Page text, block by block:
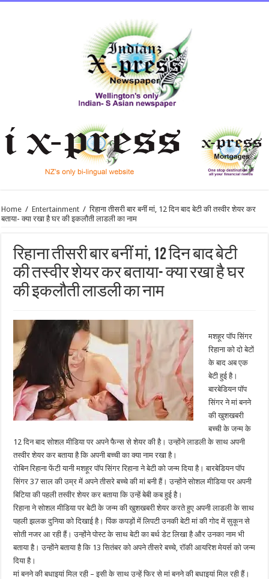
Home / Entertainment / रिहाना तीसरी बार बनीं मां, 12 दिन बाद बेटी की तस्वीर शेयर कर
बताया- क्या रखा है घर की इकलौती लाडली का नाम
रिहाना तीसरी बार बनीं मां, 12 दिन बाद बेटी
की तस्वीर शेयर कर बताया- क्या रखा है घर
की इकलौती लाडली का नाम
मशहूर पॉप सिंगर
रिहाना को दो बेटों
के बाद अब एक
बेटी हुई है।
बारबेडियन पॉप
सिंगर ने मां बनने
की खुशखबरी
बच्ची के जन्म के
12 दिन बाद सोशल मीडिया पर अपने फैन्स से शेयर की है। उन्होंने लाडली के साथ अपनी
तस्वीर शेयर कर बताया है कि अपनी बच्ची का क्या नाम रखा है।
रोबिन रिहाना फेंटी यानी मशहूर पॉप सिंगर रिहाना ने बेटी को जन्म दिया है। बारबेडियन पॉप
सिंगर 37 साल की उम्र में अपने तीसरे बच्चे की मां बनी हैं। उन्होंने सोशल मीडिया पर अपनी
बिटिया की पहली तस्वीर शेयर कर बताया कि उन्हें बेबी कब हुई है।
रिहाना ने सोशल मीडिया पर बेटी के जन्म की खुशखबरी शेयर करते हुए अपनी लाडली के साथ
पहली झलक दुनिया को दिखाई है। पिंक कपड़ों में लिपटी उनकी बेटी मां की गोद में सुकून से
सोती नजर आ रही हैं। उन्होंने पोस्ट के साथ बेटी का बर्थ डेट लिखा है और उनका नाम भी
बताया है। उन्होंने बताया है कि 13 सितंबर को अपने तीसरे बच्चे, रॉकी आयरिश मेयर्स को जन्म
दिया है।
मां बनने की बधाइयां मिल रही – इसी के साथ उन्हें फिर से मां बनने की बधाइयां मिल रही हैं।